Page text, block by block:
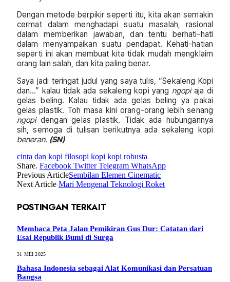
Dengan metode berpikir seperti itu, kita akan semakin
cermat dalam menghadapi suatu masalah, rasional
dalam memberikan jawaban, dan tentu berhati-hati
dalam menyampaikan suatu pendapat. Kehati-hatian
seperti ini akan membuat kita tidak mudah mengklaim
orang lain salah, dan kita paling benar.
Saya jadi teringat judul yang saya tulis, “Sekaleng Kopi
dan…” kalau tidak ada sekaleng kopi yang ngopiaja di
gelas beling. Kalau tidak ada gelas beling ya pakai
gelas plastik. Toh masa kini orang-orang lebih senang
ngopidengan gelas plastik. Tidak ada hubungannya
sih, semoga di tulisan berikutnya ada sekaleng kopi
beneran. (SN)
cinta dan kopi filosopi kopi kopi robusta
Share. Facebook Twitter Telegram WhatsApp
Previous ArticleSembilan Elemen Cinematic
Next Article Mari Mengenal Teknologi Roket
POSTINGAN TERKAIT
Membaca Peta Jalan Pemikiran Gus Dur: Catatan dari
Esai Republik Bumi di Surga
31 MEI 2025
Bahasa Indonesia sebagai Alat Komunikasi dan Persatuan
Bangsa